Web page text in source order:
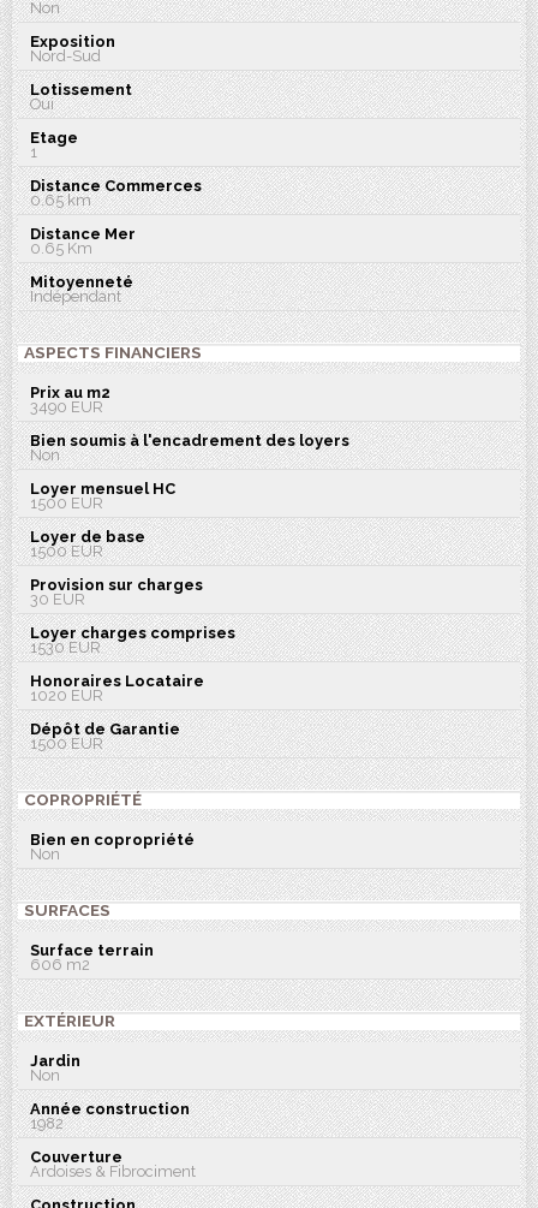
Non
Exposition
Nord-Sud
Lotissement
Oui
Etage
1
Distance Commerces
0.65 km
Distance Mer
0.65 Km
Mitoyenneté
Indépendant
ASPECTS FINANCIERS
Prix au m2
3490 EUR
Bien soumis à l'encadrement des loyers
Non
Loyer mensuel HC
1500 EUR
Loyer de base
1500 EUR
Provision sur charges
30 EUR
Loyer charges comprises
1530 EUR
Honoraires Locataire
1020 EUR
Dépôt de Garantie
1500 EUR
COPROPRIÉTÉ
Bien en copropriété
Non
SURFACES
Surface terrain
606 m2
EXTÉRIEUR
Jardin
Non
Année construction
1982
Couverture
Ardoises & Fibrociment